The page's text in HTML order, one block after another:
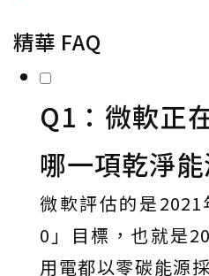
精華 FAQ
Q1：微軟正
哪一項乾淨
微軟評估的是
0」目標，也就是
用電都以零碳能源